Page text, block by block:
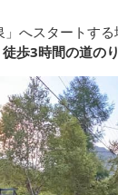
へスタートする
歩3時間の道のり